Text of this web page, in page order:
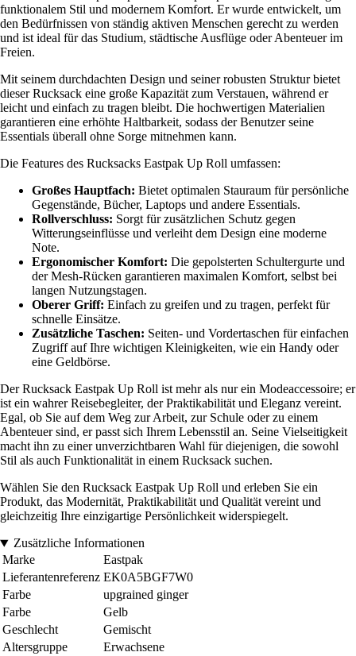
funktionalem Stil und modernem Komfort. Er wurde entwickelt, um
den Bedürfnissen von ständig aktiven Menschen gerecht zu werden
und ist ideal für das Studium, städtische Ausflüge oder Abenteuer im
Freien.
Mit seinem durchdachten Design und seiner robusten Struktur bietet
dieser Rucksack eine große Kapazität zum Verstauen, während er
leicht und einfach zu tragen bleibt. Die hochwertigen Materialien
garantieren eine erhöhte Haltbarkeit, sodass der Benutzer seine
Essentials überall ohne Sorge mitnehmen kann.
Die Features des Rucksacks Eastpak Up Roll umfassen:
Großes Hauptfach: Bietet optimalen Stauraum für persönliche
Gegenstände, Bücher, Laptops und andere Essentials.
Rollverschluss: Sorgt für zusätzlichen Schutz gegen
Witterungseinflüsse und verleiht dem Design eine moderne
Note.
Ergonomischer Komfort: Die gepolsterten Schultergurte und
der Mesh-Rücken garantieren maximalen Komfort, selbst bei
langen Nutzungstagen.
Oberer Griff: Einfach zu greifen und zu tragen, perfekt für
schnelle Einsätze.
Zusätzliche Taschen: Seiten- und Vordertaschen für einfachen
Zugriff auf Ihre wichtigen Kleinigkeiten, wie ein Handy oder
eine Geldbörse.
Der Rucksack Eastpak Up Roll ist mehr als nur ein Modeaccessoire; er
ist ein wahrer Reisebegleiter, der Praktikabilität und Eleganz vereint.
Egal, ob Sie auf dem Weg zur Arbeit, zur Schule oder zu einem
Abenteuer sind, er passt sich Ihrem Lebensstil an. Seine Vielseitigkeit
macht ihn zu einer unverzichtbaren Wahl für diejenigen, die sowohl
Stil als auch Funktionalität in einem Rucksack suchen.
Wählen Sie den Rucksack Eastpak Up Roll und erleben Sie ein
Produkt, das Modernität, Praktikabilität und Qualität vereint und
gleichzeitig Ihre einzigartige Persönlichkeit widerspiegelt.
Zusätzliche Informationen
Marke
Eastpak
Lieferantenreferenz EK0A5BGF7W0
Farbe
upgrained ginger
Farbe
Gelb
Geschlecht
Gemischt
Altersgruppe
Erwachsene